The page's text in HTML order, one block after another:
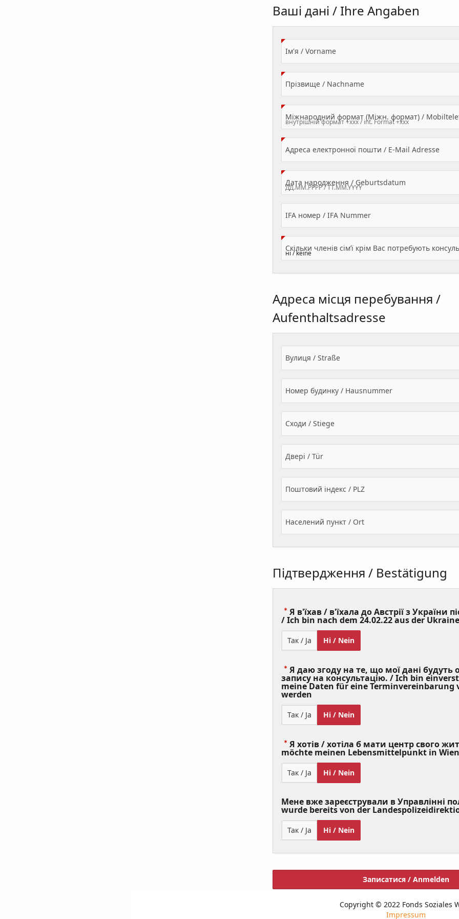
Ваші дані / Ihre Angaben
Ім'я / Vorname(Value Required)
Прізвище / Nachname(Value Required)
Міжнародний формат (Міжн. формат) /
Адреса електронної пошти / E-Mail Adresse
Дата народження / Geburtsdatum
IFA номер / IFA Nummer
Адреса місця перебування /
Aufenthaltsadresse
Вулиця / Straße
Номер будинку / Hausnummer
Сходи / Stiege
Двері / Tür
Поштовий індекс / PLZ
Населений пункт / Ort
Підтвердження / Bestätigung
Я в'їхав / в'їхала до Австрії з України
/ Ich bin nach dem 24.02.22 aus der
Так / Ja Ні / Nein
Я даю згоду на те, що мої дані будуть
запису на консультацію. / Ich bin
meine Daten für eine Terminvereinbarung
werden
Required)
Так / Ja Ні / Nein
Я хотів / хотіла б мати центр свого
möchte meinen Lebensmittelpunkt in
Так / Ja Ні / Nein
Мене вже зареєстрували в Управлінні
wurde bereits von der
Так / Ja Ні / Nein
Записатися / Anmelden
Copyright © 2022 Fonds Soziales
Impressum